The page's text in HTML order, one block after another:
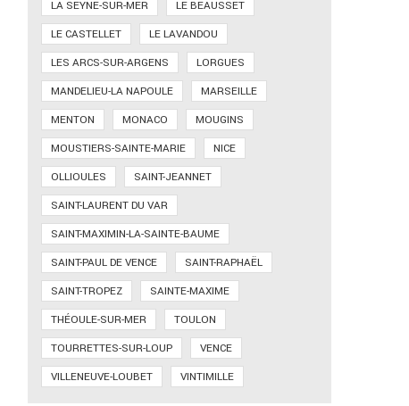
LA SEYNE-SUR-MER
LE BEAUSSET
LE CASTELLET
LE LAVANDOU
LES ARCS-SUR-ARGENS
LORGUES
MANDELIEU-LA NAPOULE
MARSEILLE
MENTON
MONACO
MOUGINS
MOUSTIERS-SAINTE-MARIE
NICE
OLLIOULES
SAINT-JEANNET
SAINT-LAURENT DU VAR
SAINT-MAXIMIN-LA-SAINTE-BAUME
SAINT-PAUL DE VENCE
SAINT-RAPHAËL
SAINT-TROPEZ
SAINTE-MAXIME
THÉOULE-SUR-MER
TOULON
TOURRETTES-SUR-LOUP
VENCE
VILLENEUVE-LOUBET
VINTIMILLE